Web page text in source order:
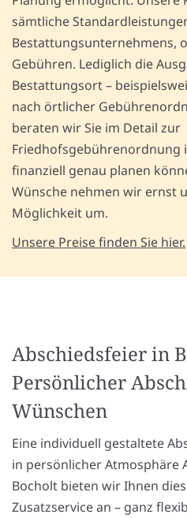
sämtliche
Bestattungsunternehmens,
Gebühren. Lediglich die
Bestattungsort –
nach örtlicher
beraten wir Sie im Detail zur
Friedhofsgebührenordnung
finanziell genau planen
Wünsche nehmen wir ernst
Möglichkeit um.
Unsere Preise finden Sie hier.
Abschiedsfeier in
Persönlicher
Wünschen
Eine individuell gestaltete
in persönlicher Atmosphäre
Bocholt bieten wir Ihnen
Zusatzservice an – ganz